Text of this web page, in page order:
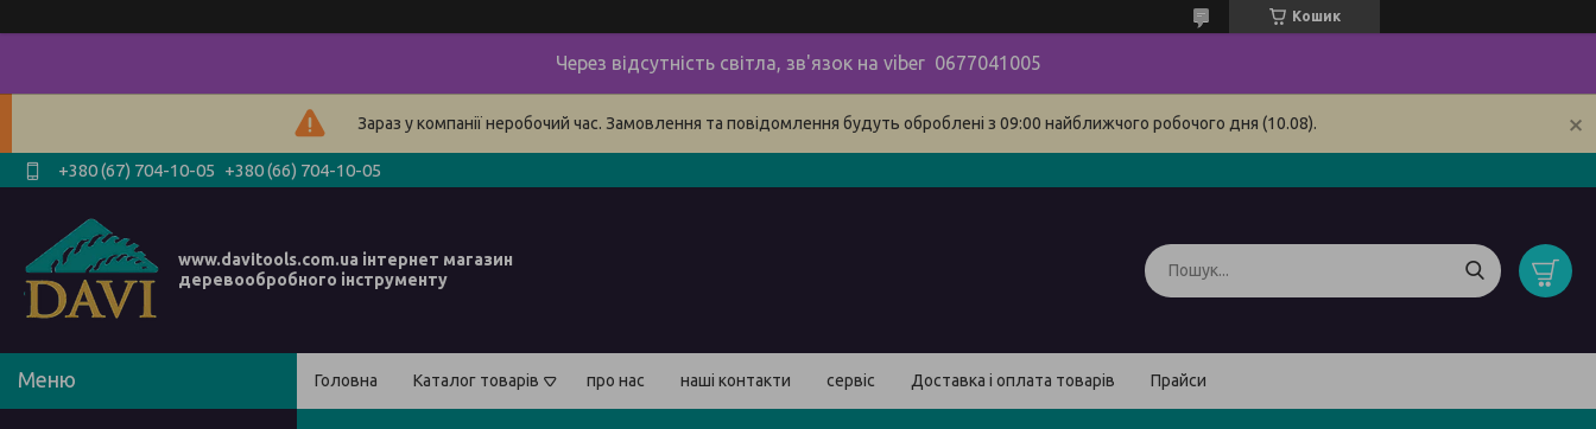
Кошик
Через відсутність світла, зв'язок на viber 0677041005
Зараз у компанії неробочий час. Замовлення та повідомлення будуть оброблені з 09:00 найближчого робочого дня (10.08).
+380 (67) 704-10-05 +380 (66) 704-10-05
www.davitools.com.ua інтернет магазин
деревообробного інструменту
Головна Каталог товарів про нас наші контакти сервіс Доставка і оплата товарів Прайси